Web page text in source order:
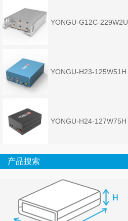
YONGU-G12C-229W2U
YONGU-H23-125W51H
YONGU-H24-127W75H
产品搜索